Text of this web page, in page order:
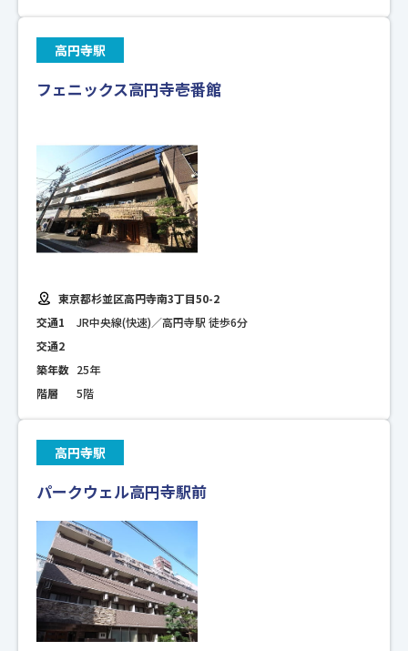
高円寺駅
フェニックス高円寺壱番館
東京都杉並区高円寺南3丁目50-2
交通1
JR中央線(快速)／高円寺駅 徒歩6分
交通2
築年数 25年
階層
5階
高円寺駅
パークウェル高円寺駅前